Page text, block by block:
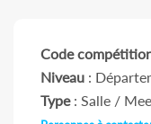
Code
Niveau :
Type: Salle /